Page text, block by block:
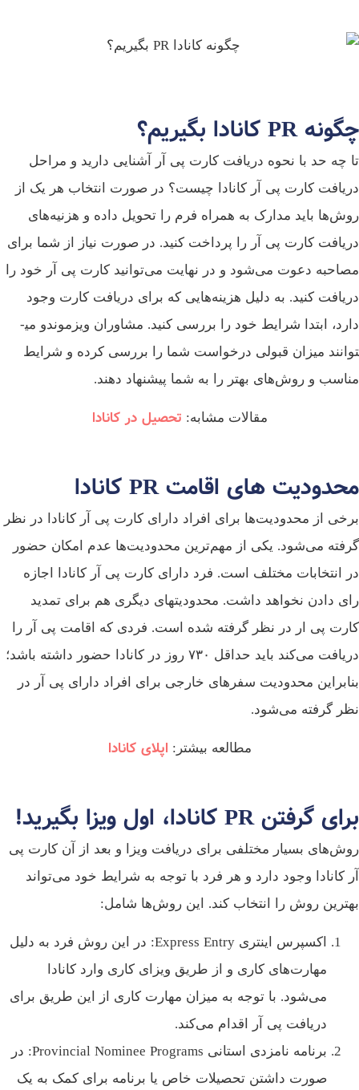
چگونه PR کانادا بگیریم؟
تا چه حد با نحوه دریافت کارت پی آر آشنایی دارید و مراحل
دریافت کارت پی آر کانادا چیست؟ در صورت انتخاب هر یک از
روش‌ها باید مدارک به همراه فرم را تحویل داده و هزنیه‌های
دریافت کارت پی آر را پرداخت کنید. در صورت نیاز از شما برای
مصاحبه دعوت می‌شود و در نهایت می‌توانید کارت پی آر خود را
دریافت کنید. به دلیل هزینه‌هایی که برای دریافت کارت وجود
دارد، ابتدا شرایط خود را بررسی کنید. مشاوران ویزموندو می­
توانند میزان قبولی درخواست شما را بررسی کرده و شرایط
مناسب و روش‌های بهتر را به شما پیشنهاد دهند.
مقالات مشابه: تحصیل در کانادا
محدودیت ‌های اقامت PR کانادا
برخی از محدودیت‌ها برای افراد دارای کارت پی آر کانادا در نظر
گرفته می‌شود. یکی از مهم‌ترین محدودیت‌ها عدم امکان حضور
در انتخابات مختلف است. فرد دارای کارت پی آر کانادا اجازه
رای دادن نخواهد داشت. محدودیت­های دیگری هم برای تمدید
کارت پی ار در نظر گرفته شده است. فردی که اقامت پی آر را
دریافت می‌کند باید حداقل ۷۳۰ روز در کانادا حضور داشته باشد؛
بنابراین محدودیت سفر‌های خارجی برای افراد دارای پی آر در
نظر گرفته می‌شود.
مطالعه بیشتر: اپلای کانادا
برای گرفتن PR کانادا، اول ویزا بگیرید!
روش‌های بسیار مختلفی برای دریافت ویزا و بعد از آن کارت پی
آر کانادا وجود دارد و هر فرد با توجه به شرایط خود می‌تواند
بهترین روش را انتخاب کند. این روش‌ها شامل:
اکسپرس اینتری Express Entry: در این روش فرد به دلیل
مهارت‌های کاری و از طریق ویزای کاری وارد کانادا
می‌شود. با توجه به میزان مهارت کاری از این طریق برای
دریافت پی آر اقدام می‌کند.
برنامه نامزدی استانی Provincial Nominee Programs: در
صورت داشتن تحصیلات خاص یا برنامه برای کمک به یک